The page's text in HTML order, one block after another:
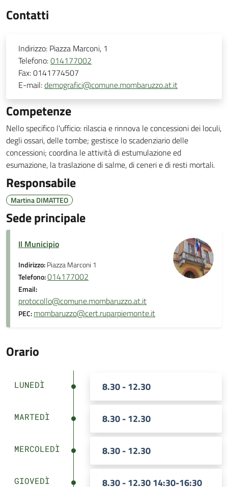
Contatti
Indirizzo: Piazza Marconi, 1
Telefono:014177002
Fax:0141774507
E-mail:demografici@comune.mombaruzzo.at.it
Competenze
Nello specifico l'ufficio: rilascia e rinnova le concessioni dei loculi,
degli ossari, delle tombe; gestisce lo scadenziario delle
concessioni; coordina le attività di estumulazione ed
esumazione, la traslazione di salme, di ceneri e di resti mortali.
Responsabile
Martina DIMATTEO
Sede principale
Il Municipio
Indirizzo:Piazza Marconi 1
Telefono:014177002
Email:
protocollo@comune.mombaruzzo.at.it
PEC:mombaruzzo@cert.ruparpiemonte.it
Orario
LUNEDÌ 8.30 - 12.30
MARTEDÌ 8.30 - 12.30
MERCOLEDÌ 8.30 - 12.30
GIOVEDÌ 8.30 - 12.30 14:30-16:30